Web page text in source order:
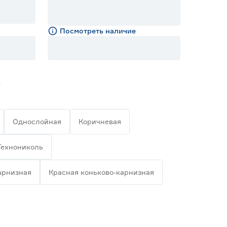
Посмотреть наличие
Однослойная Коричневая
Красная коньково-карнизная